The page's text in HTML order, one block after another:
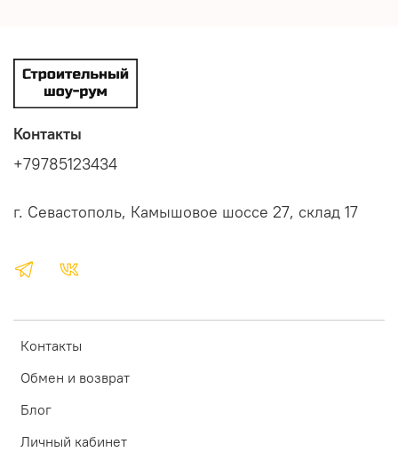
Контакты
Обмен и возврат
Блог
Личный кабинет
Контакты
+79785123434
г. Севастополь, Камышовое шоссе 27, склад 17